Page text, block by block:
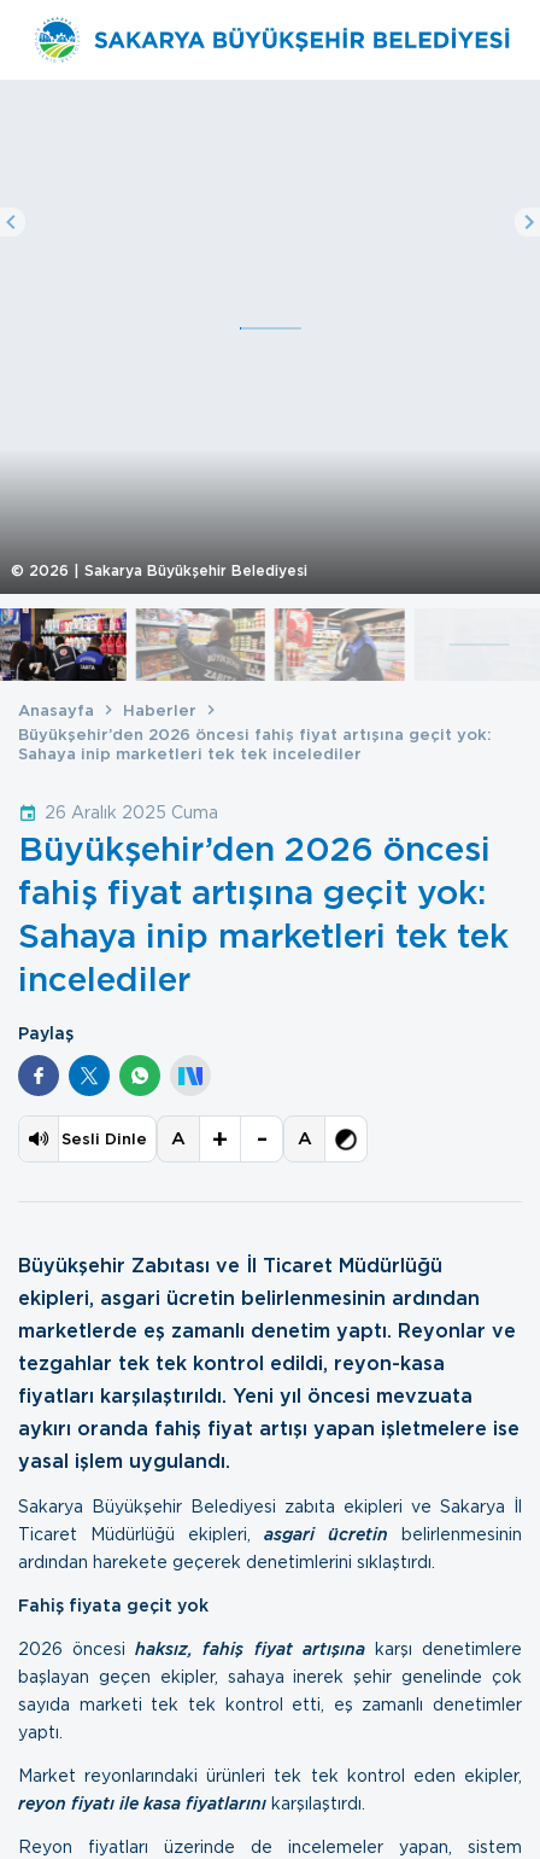
© 2026 | Sakarya Büyükşehir Belediyesi
Anasayfa
Haberler
Büyükşehir’den 2026 öncesi fahiş fiyat artışına geçit yok:
Sahaya inip marketleri tek tek incelediler
26 Aralık 2025 Cuma
Büyükşehir’den 2026 öncesi
fahiş fiyat artışına geçit yok:
Sahaya inip marketleri tek tek
incelediler
Paylaş
Sesli Dinle A + - A
Büyükşehir Zabıtası ve İl Ticaret Müdürlüğü
ekipleri, asgari ücretin belirlenmesinin ardından
marketlerde eş zamanlı denetim yaptı. Reyonlar ve
tezgahlar tek tek kontrol edildi, reyon-kasa
fiyatları karşılaştırıldı. Yeni yıl öncesi mevzuata
aykırı oranda fahiş fiyat artışı yapan işletmelere ise
yasal işlem uygulandı.
Sakarya Büyükşehir Belediyesi zabıta ekipleri ve Sakarya İl
Ticaret Müdürlüğü ekipleri, asgari ücretin belirlenmesinin
ardından harekete geçerek denetimlerini sıklaştırdı.
Fahiş fiyata geçit yok
2026 öncesihaksız, fahiş fiyat artışınakarşı denetimlere
başlayan geçen ekipler, sahaya inerek şehir genelinde çok
sayıda marketi tek tek kontrol etti, eş zamanlı denetimler
yaptı.
Market reyonlarındaki ürünleri tek tek kontrol eden ekipler,
reyon fiyatı ile kasa fiyatlarını karşılaştırdı.
Reyon fiyatları üzerinde de incelemeler yapan, sistem